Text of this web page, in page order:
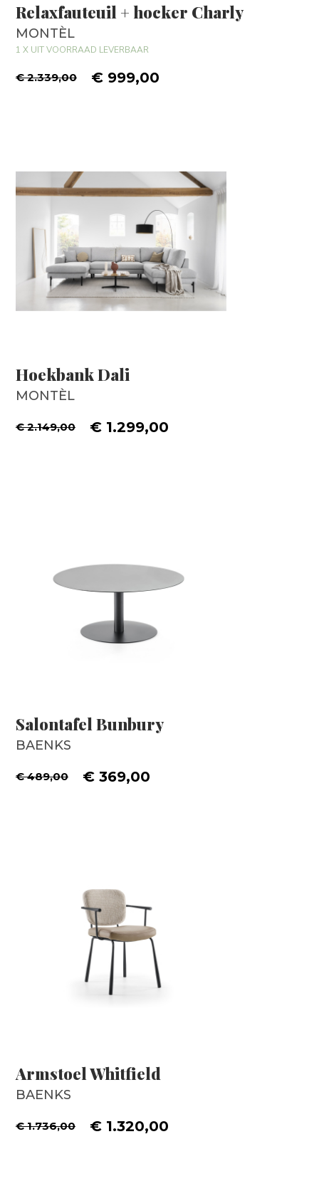
Relaxfauteuil + hocker Charly
MONTÈL
1 X UIT VOORRAAD LEVERBAAR
€ 2.339,00 € 999,00
Hoekbank Dali
MONTÈL
€ 2.149,00 € 1.299,00
Salontafel Bunbury
BAENKS
€ 489,00 € 369,00
Armstoel Whitfield
BAENKS
€ 1.736,00 € 1.320,00